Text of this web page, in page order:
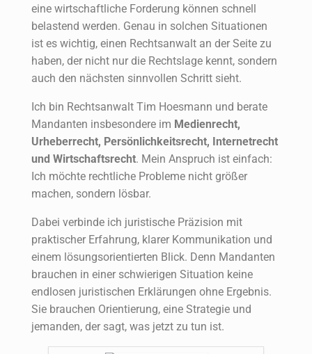
eine wirtschaftliche Forderung können schnell
belastend werden. Genau in solchen Situationen
ist es wichtig, einen Rechtsanwalt an der Seite zu
haben, der nicht nur die Rechtslage kennt, sondern
auch den nächsten sinnvollen Schritt sieht.
Ich bin Rechtsanwalt Tim Hoesmann und berate
Mandanten insbesondere im Medienrecht,
Urheberrecht, Persönlichkeitsrecht, Internetrecht
und Wirtschaftsrecht. Mein Anspruch ist einfach:
Ich möchte rechtliche Probleme nicht größer
machen, sondern lösbar.
Dabei verbinde ich juristische Präzision mit
praktischer Erfahrung, klarer Kommunikation und
einem lösungsorientierten Blick. Denn Mandanten
brauchen in einer schwierigen Situation keine
endlosen juristischen Erklärungen ohne Ergebnis.
Sie brauchen Orientierung, eine Strategie und
jemanden, der sagt, was jetzt zu tun ist.